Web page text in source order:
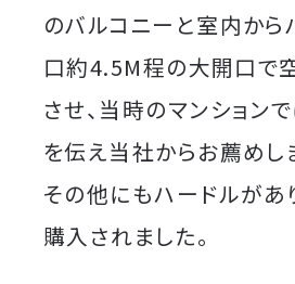
のバルコニーと室内から
口約4.5M程の大開口で
させ、当時のマンション
を伝え当社からお薦めし
その他にもハードルがあ
購入されました。